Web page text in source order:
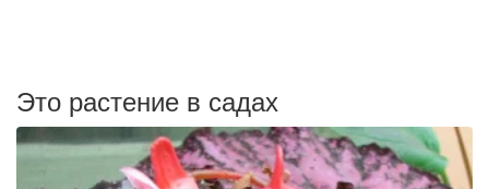
Это растение в садах